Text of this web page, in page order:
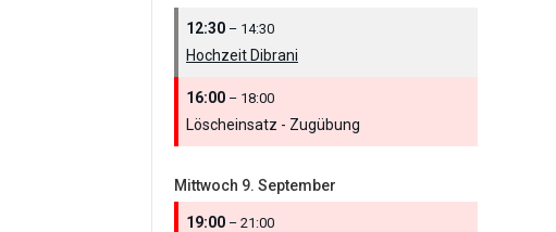
12:30 – 14:30
Hochzeit Dibrani
16:00 – 18:00
Löscheinsatz - Zugübung
Mittwoch 9. September
19:00 – 21:00